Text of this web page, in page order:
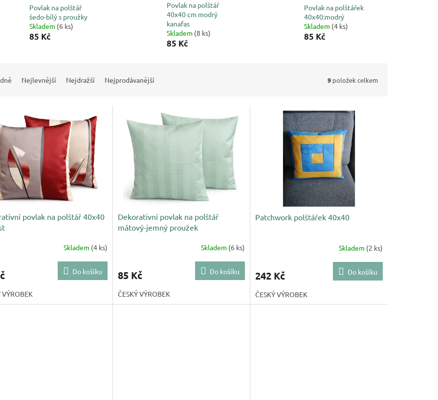
Povlak na polštář
šedo-bílý s proužky
Skladem (6 ks)
85 Kč
Povlak na polštář
40x40 cm modrý
kanafas
Skladem (8 ks)
85 Kč
Povlak na polštářek
40x40:modrý
Skladem (4 ks)
85 Kč
Nejlevnější Nejdražší Nejprodávanější 9 položek celkem
povlak na polštář 40x40
Skladem (4 ks)
Do košíku
VÝROBEK
Dekorativní povlak na polštář
mátový-jemný proužek
Skladem (6 ks)
85 Kč Do košíku
ČESKÝ VÝROBEK
Patchwork polštářek 40x40
Skladem (2 ks)
242 Kč Do košíku
ČESKÝ VÝROBEK